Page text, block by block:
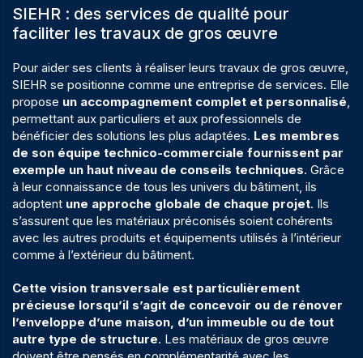
SIEHR : des services de qualité pour
faciliter les travaux de gros œuvre
Pour aider ses clients à réaliser leurs travaux de gros œuvre,
SIEHR se positionne comme une entreprise de services. Elle
propose un accompagnement complet et personnalisé,
permettant aux particuliers et aux professionnels de
bénéficier des solutions les plus adaptées. Les membres
de son équipe technico-commerciale fournissent par
exemple un haut niveau de conseils techniques. Grâce
à leur connaissance de tous les univers du bâtiment, ils
adoptent une approche globale de chaque projet. Ils
s’assurent que les matériaux préconisés soient cohérents
avec les autres produits et équipements utilisés à l’intérieur
comme à l’extérieur du bâtiment.
Cette vision transversale est particulièrement
précieuse lorsqu’il s’agit de concevoir ou de rénover
l’enveloppe d’une maison, d’un immeuble ou de tout
autre type de structure. Les matériaux de gros œuvre